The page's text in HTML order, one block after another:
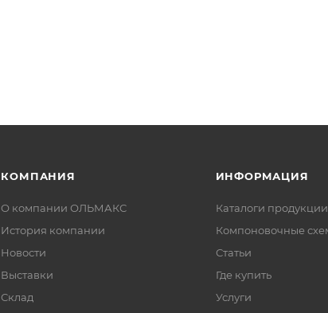
КОМПАНИЯ
О компании ОЛЬМАКС
История компании
Новости
Выставки
Склад
ИНФОРМАЦИЯ
Каталоги продукции
Компоновочные
Статьи
Где купить
Услуги